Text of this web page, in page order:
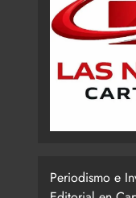
Periodismo e